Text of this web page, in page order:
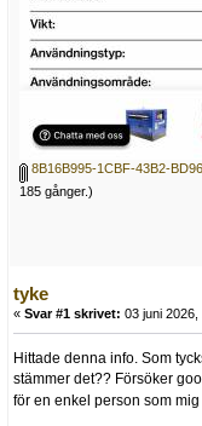
8B16B995-1CBF-43B2-
185 gånger.)
tyke
« Svar #1 skrivet: 03 juni
Hittade denna info. Som
stämmer det?? Försöker
för en enkel person som mig